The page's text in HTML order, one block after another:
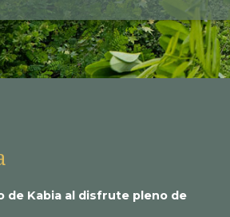
de Kabia al disfrute pleno de